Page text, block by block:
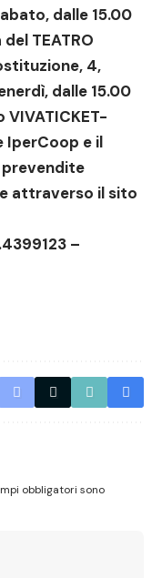
dalle 15.00
del TEATRO
4,
dalle 15.00
VIVATICKET-
IperCoop e il
prevendite
attraverso il sito
–
obbligatori sono